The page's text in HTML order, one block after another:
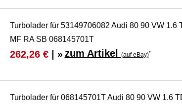
Turbolader für 53149706082 Audi 80 90 VW 1.6
MF RA SB 068145701T
262,26 €| » zum Artikel (auf eBay)*
Turbolader für 068145701T Audi 80 90 VW 1.6